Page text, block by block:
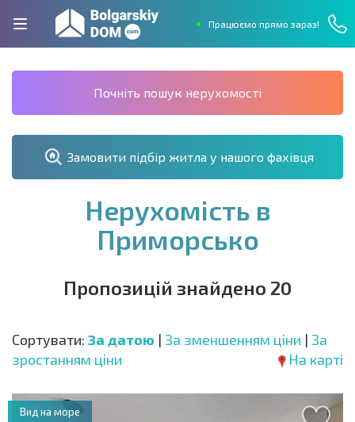
Працюємо прямо зараз!
Почніть пошук нерухомості
Замовити підбір житла у нашого фахівця
Нерухомість в
Приморсько
Пропозицій знайдено 20
Сортувати: За датою | За зменшенням ціни | За
зростанням ціни
На карті
Вид на море